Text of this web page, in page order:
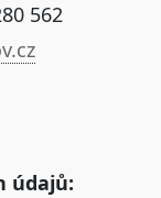
562
údajů: